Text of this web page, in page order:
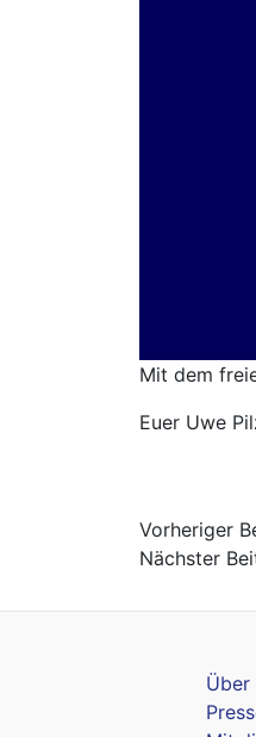
Mit dem
Euer Uwe
Über